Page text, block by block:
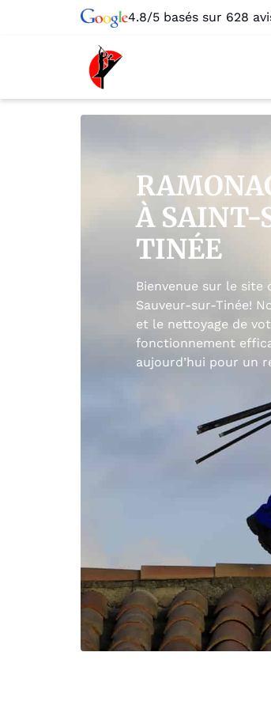
4.8/5 basés sur 628
À SAINT-
TINÉE
Bienvenue sur le site
Sauveur-sur-Tinée!
et le nettoyage de
fonctionnement
aujourd’hui pour un